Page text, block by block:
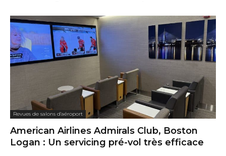
Revues de salons d'aéroport
American Airlines Admirals Club, Boston
Logan : Un servicing pré-vol très efficace